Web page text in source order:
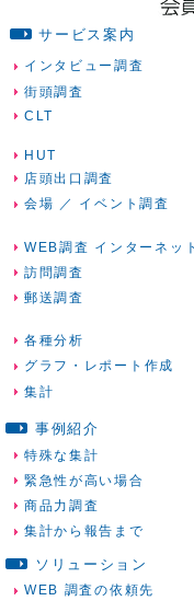
サービス案内
インタビュー調査
街頭調査
CLT
HUT
店頭出口調査
会場 ／ イベント調査
WEB調査 インターネッ
訪問調査
郵送調査
各種分析
グラフ・レポート作成
集計
事例紹介
特殊な集計
緊急性が高い場合
商品力調査
集計から報告まで
ソリューション
WEB 調査の依頼先